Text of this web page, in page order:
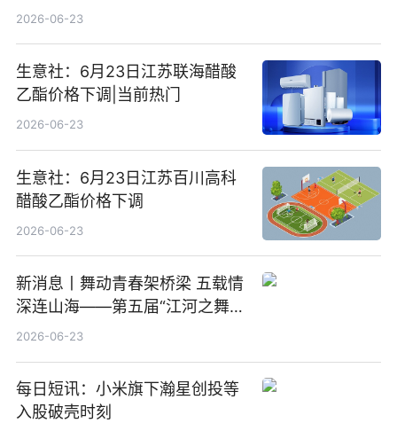
金融服务迈向可持续发展新阶段
2026-06-23
生意社：6月23日江苏联海醋酸
乙酯价格下调|当前热门
2026-06-23
生意社：6月23日江苏百川高科
醋酸乙酯价格下调
2026-06-23
新消息丨舞动青春架桥梁 五载情
深连山海——第五届“江河之舞”
中美青少年文化交流展演在镇江
2026-06-23
每日短讯：小米旗下瀚星创投等
入股破壳时刻